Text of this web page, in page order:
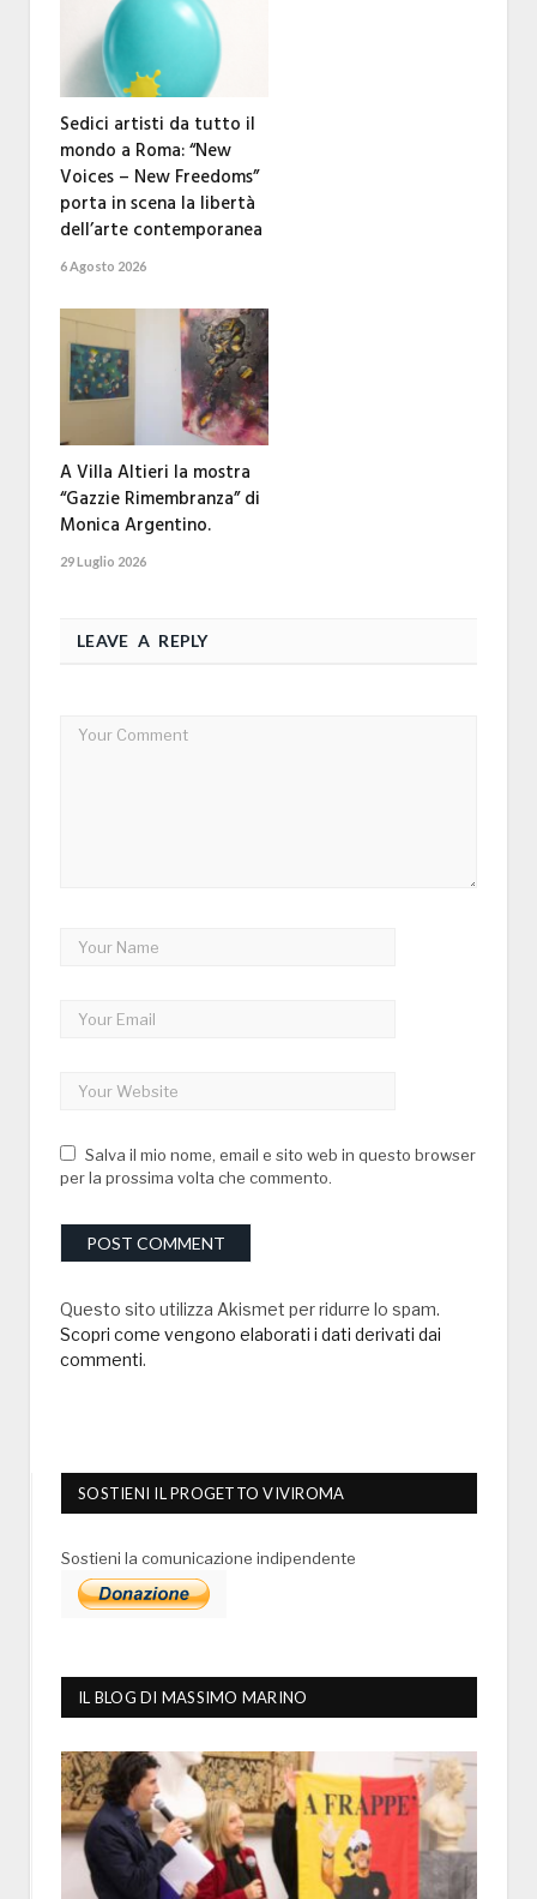
Sedici artisti da tutto il
mondo a Roma: “New
Voices – New Freedoms”
porta in scena la libertà
dell’arte contemporanea
6 Agosto 2026
A Villa Altieri la mostra
“Gazzie Rimembranza” di
Monica Argentino.
29 Luglio 2026
LEAVE A REPLY
Salva il mio nome, email e sito web in questo browser
per la prossima volta che commento.
Questo sito utilizza Akismet per ridurre lo spam.
Scopri come vengono elaborati i dati derivati dai
commenti.
SOSTIENI IL PROGETTO VIVIROMA
Sostieni la comunicazione indipendente
IL BLOG DI MASSIMO MARINO